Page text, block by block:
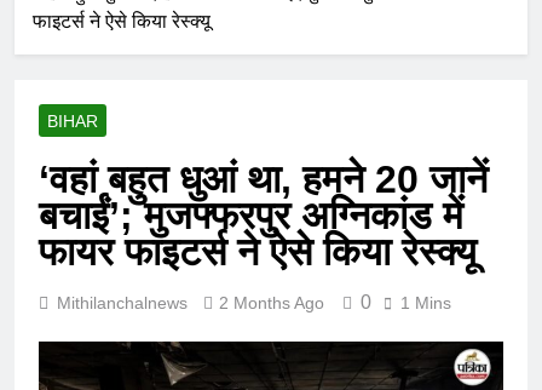
फाइटर्स ने ऐसे किया रेस्क्यू
BIHAR
‘वहां बहुत धुआं था, हमने 20 जानें
बचाईं’; मुजफ्फरपुर अग्निकांड में
फायर फाइटर्स ने ऐसे किया रेस्क्यू
Mithilanchalnews 2 Months Ago 0 1 Mins